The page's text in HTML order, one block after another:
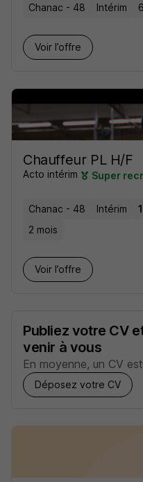
Chanac - 48 Intérim
Voir l’offre
Chauffeur PL H/F
Acto intérim Super
Chanac - 48 Intérim
2 mois
Voir l’offre
Publiez votre CV
venir à vous
En moyenne, un CV
Déposez votre CV